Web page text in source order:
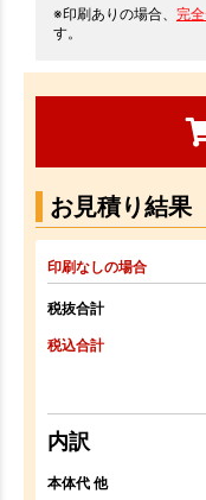
※印刷ありの場合、 完
す。
お見積り結果
印刷なしの場合
税抜合計
税込合計
内訳
本体代 他